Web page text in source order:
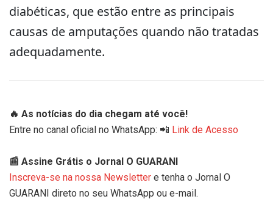
diabéticas, que estão entre as principais
causas de amputações quando não tratadas
adequadamente.
🔥 As notícias do dia chegam até você!
Entre no canal oficial no WhatsApp: 📲 Link de Acesso
📰 Assine Grátis o Jornal O GUARANI
Inscreva-se na nossa Newsletter e tenha o Jornal O
GUARANI direto no seu WhatsApp ou e-mail.